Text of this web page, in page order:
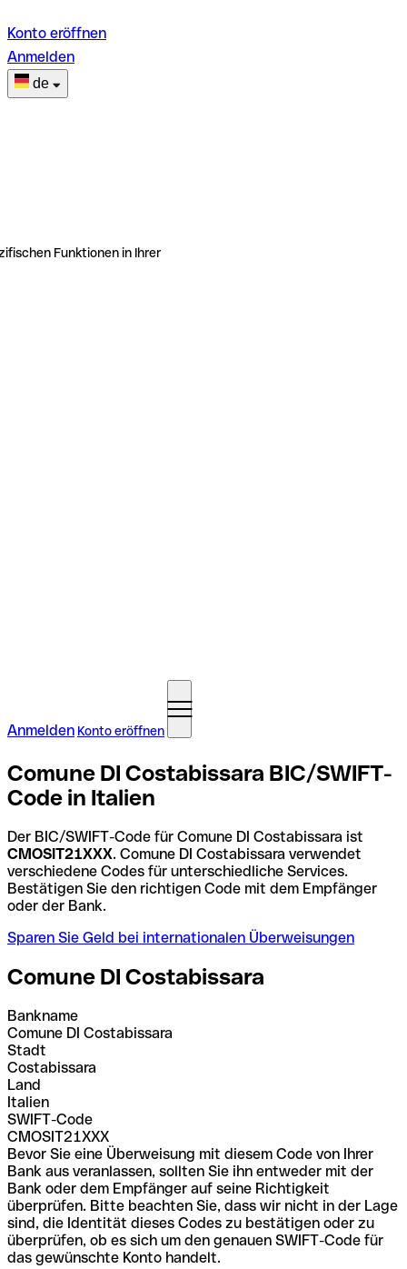
Konto eröffnen
Anmelden
de
Funktionen in Ihrer
Anmelden Konto eröffnen
Comune DI Costabissara BIC/SWIFT-
Code in Italien
Der BIC/SWIFT-Code für Comune DI Costabissara ist
CMOSIT21XXX. Comune DI Costabissara verwendet
verschiedene Codes für unterschiedliche Services.
Bestätigen Sie den richtigen Code mit dem Empfänger
oder der Bank.
Sparen Sie Geld bei internationalen Überweisungen
Comune DI Costabissara
Bankname
Comune DI Costabissara
Stadt
Costabissara
Land
Italien
SWIFT-Code
CMOSIT21XXX
Bevor Sie eine Überweisung mit diesem Code von Ihrer
Bank aus veranlassen, sollten Sie ihn entweder mit der
Bank oder dem Empfänger auf seine Richtigkeit
überprüfen. Bitte beachten Sie, dass wir nicht in der Lage
sind, die Identität dieses Codes zu bestätigen oder zu
überprüfen, ob es sich um den genauen SWIFT-Code für
das gewünschte Konto handelt.